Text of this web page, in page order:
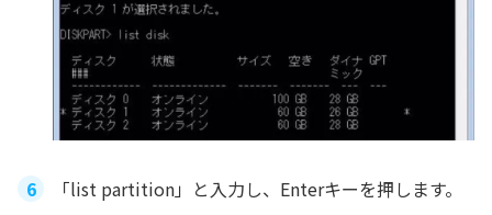
「list partition」と入力し、Enterキーを押します。